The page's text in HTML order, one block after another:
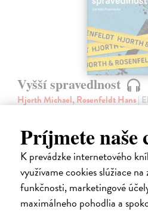
Príjmete naše
K prevádzke internetového
využívame cookies slúžiace
funkčnosti, marketingové
maximálneho pohodlia a
Vyšší spravedlnost
Hjorth Michael, Rosenfeldt Hans|
Na stiahnutie akoMP3
17,96 €